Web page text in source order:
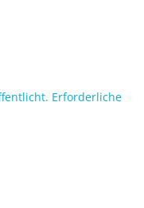
Erforderliche